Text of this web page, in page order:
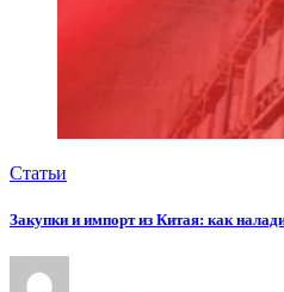
Статьи
Закупки и импорт из Китая: как